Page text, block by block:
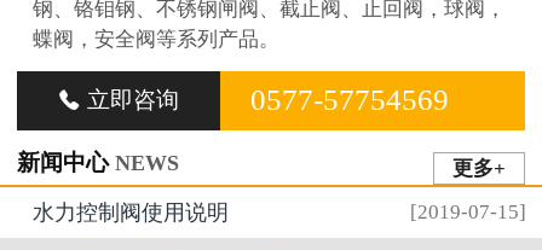
钢、铬钼钢、不锈钢闸阀、截止阀、止回阀，球阀，
蝶阀，安全阀等系列产品。
 立即咨询 0577-57754569
新闻中心 NEWS
更多+
[2019-07-15]
水力控制阀使用说明